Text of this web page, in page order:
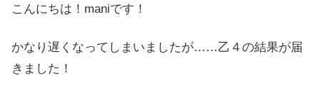
こんにちは！maniです！
かなり遅くなってしまいましたが……乙４の結果が届
きました！